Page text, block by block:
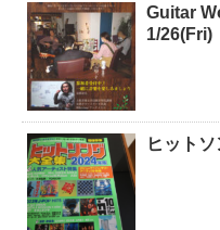
Guitar
1/26(Fri)
ヒット